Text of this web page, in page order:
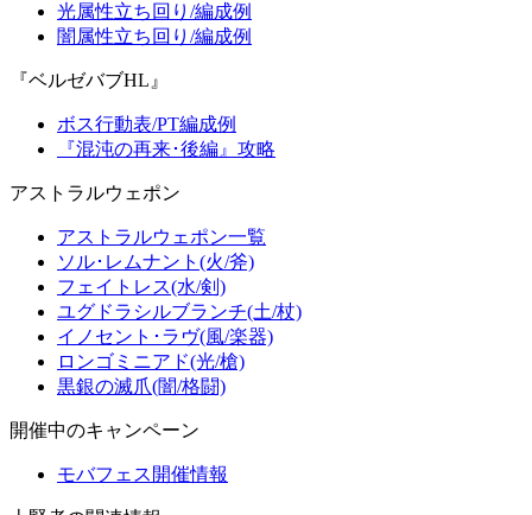
光属性立ち回り/編成例
闇属性立ち回り/編成例
『ベルゼバブHL』
ボス行動表/PT編成例
『混沌の再来･後編』攻略
アストラルウェポン
アストラルウェポン一覧
ソル･レムナント(火/斧)
フェイトレス(水/剣)
ユグドラシルブランチ(土/杖)
イノセント･ラヴ(風/楽器)
ロンゴミニアド(光/槍)
黒銀の滅爪(闇/格闘)
開催中のキャンペーン
モバフェス開催情報